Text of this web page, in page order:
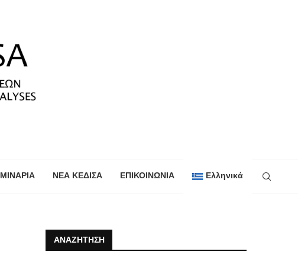
ΝΕΑ ΚΕΔΙΣΑ ΕΠΙΚΟΙΝΩΝΙΑ Ελληνικά
ΑΝΑΖΉΤΗΣΗ